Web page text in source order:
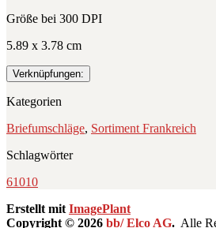
Größe bei 300 DPI
5.89 x 3.78 cm
Verknüpfungen:
Kategorien
Briefumschläge, Sortiment Frankreich
Schlagwörter
61010
Erstellt mit ImagePlant
Copyright © 2026 bb/ Elco AG. Alle